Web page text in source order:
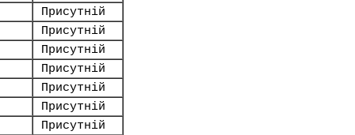
Присутній
Присутній
Присутній
Присутній
Присутній
Присутній
Присутній